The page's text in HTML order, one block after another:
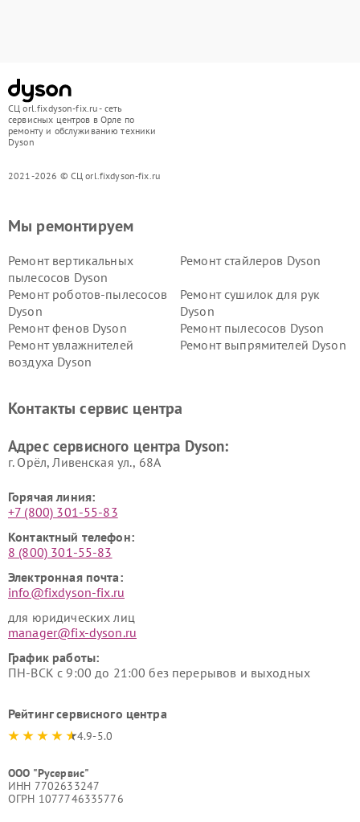
СЦ orl.fixdyson-fix.ru - сеть
сервисных центров в Орле по
ремонту и обслуживанию техники
Dyson
2021-2026 © СЦ orl.fixdyson-fix.ru
Мы ремонтируем
Ремонт вертикальных
пылесосов Dyson
Ремонт стайлеров Dyson
Ремонт роботов-пылесосов
Dyson
Ремонт сушилок для рук
Dyson
Ремонт фенов Dyson
Ремонт пылесосов Dyson
Ремонт увлажнителей
воздуха Dyson
Ремонт выпрямителей Dyson
Контакты сервис центра
Адрес сервисного центра Dyson:
г. Орёл, Ливенская ул., 68А
Горячая линия:
+7 (800) 301-55-83
Контактный телефон:
8 (800) 301-55-83
Электронная почта:
info@fixdyson-fix.ru
для юридических лиц
manager@fix-dyson.ru
График работы:
ПН-ВСК с 9:00 до 21:00 без перерывов и выходных
Рейтинг сервисного центра
4.9-5.0
ООО "Русервис"
ИНН 7702633247
ОГРН 1077746335776